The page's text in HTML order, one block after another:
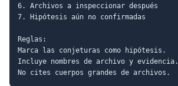
6. Archivos a inspeccionar después
7. Hipótesis aún no confirmadas
Reglas:
Marca las conjeturas como hipótesis.
Incluye nombres de archivo y evidencia.